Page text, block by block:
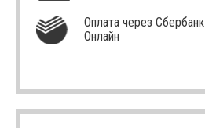
Оплата через Сбербанк
Онлайн